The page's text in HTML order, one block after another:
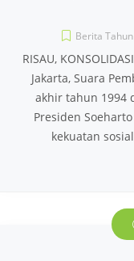
Berita
RISAU,
Jakarta, Suara
akhir tahun 1994
Presiden
kekuatan